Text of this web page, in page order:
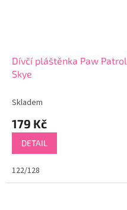
Dívčí pláštěnka Paw Patrol
Skye
Skladem
179 Kč
DETAIL
122/128